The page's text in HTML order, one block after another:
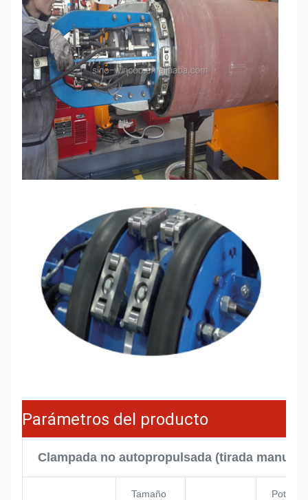
Parámetros del producto
Clampada no autopropulsada (tirada manual)
Tamaño